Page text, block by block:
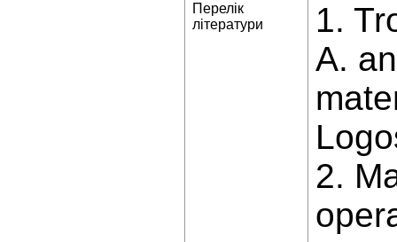
Перелік
літератури
1.
A.
2.